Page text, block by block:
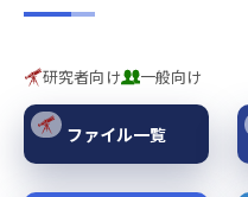
研究者向け 一般向け
ファイル一覧